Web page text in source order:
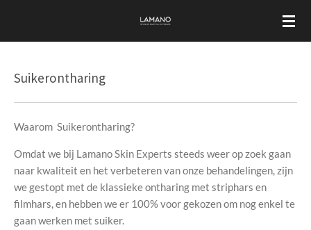
hoofdinhoud
Suikerontharing
Waarom Suikerontharing?
Omdat we bij Lamano Skin Experts steeds weer op zoek gaan
naar kwaliteit en het verbeteren van onze behandelingen, zijn
we gestopt met de klassieke ontharing met striphars en
filmhars, en hebben we er 100% voor gekozen om nog enkel te
gaan werken met suiker.